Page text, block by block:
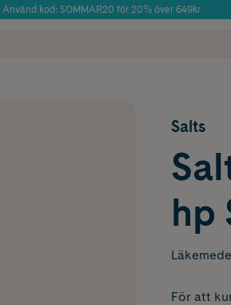
Använd kod: SOMMAR20 för 20% över 649kr
Salts
hp
För att